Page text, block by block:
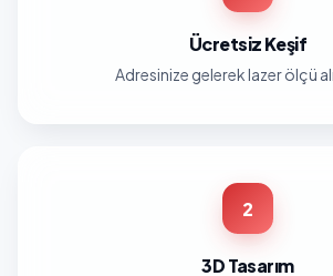
Ücretsiz Keşif
Adresinize gelerek lazer ölçü
2
3D Tasarım